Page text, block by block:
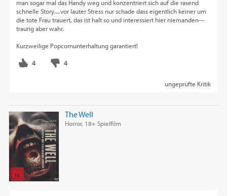
man sogar mal das Handy weg und konzentriert sich auf die rasend
schnelle Story....vor lauter Stress nur schade dass eigentlich keiner um
die tote Frau trauert, das ist halt so und interessiert hier niemanden---
traurig aber wahr.
Kurzweilige Popcornunterhaltung garantiert!
ungeprüfte Kritik
The Well
Horror, 18+ Spielfilm